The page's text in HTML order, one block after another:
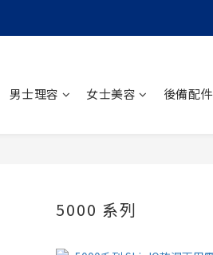
男士理容 女士美容 後備配件
5000 系列